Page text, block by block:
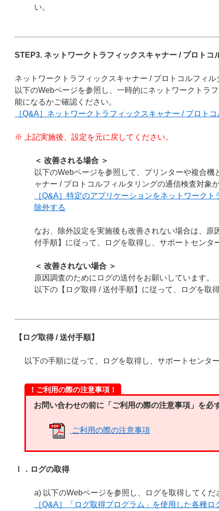
い。
STEP3. ネットワークトラフィックスキャナー / プロトコ
ネットワークトラフィックスキャナー / プロトコルフィ
以下のWebページを参照し、一時的にネットワークトラ
能になるかご確認ください。
［Q&A］ネットワークトラフィックスキャナー / プロト
※ 上記実施後、設定を元に戻してください。
＜ 改善される場合 ＞
以下のWebページを参照して、プリンターや複合
ャナー / プロトコルフィルタリングの通信検査対象
［Q&A］特定のアプリケーションをネットワーク
除外する
なお、除外設定を実施後も改善されない場合は、
付手順】に従って、ログを取得し、サポートセンタ
＜ 改善されない場合 ＞
原因調査のためにログの送付をお願いしています。
以下の【ログ取得 / 送付手順】に従って、ログを取
【ログ取得 / 送付手順】
以下の手順に従って、ログを取得し、サポートセンタ
！ご利用の際の注意事項！
お問い合わせの前に「ご利用の際の注意事項」を必
ご利用の際の注意事項
Ⅰ．ログの取得
a) 以下のWebページを参照し、ログを取得してくだ
［Q&A］「ログ取得プログラム」を使用した各種ロ